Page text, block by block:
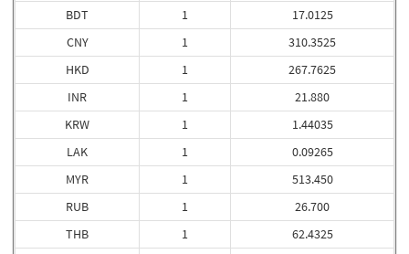
BDT
CNY
HKD
INR
KRW
LAK
MYR
RUB
THB
1
1
1
1
1
1
1
1
1
17.0125
310.3525
267.7625
21.880
1.44035
0.09265
513.450
26.700
62.4325